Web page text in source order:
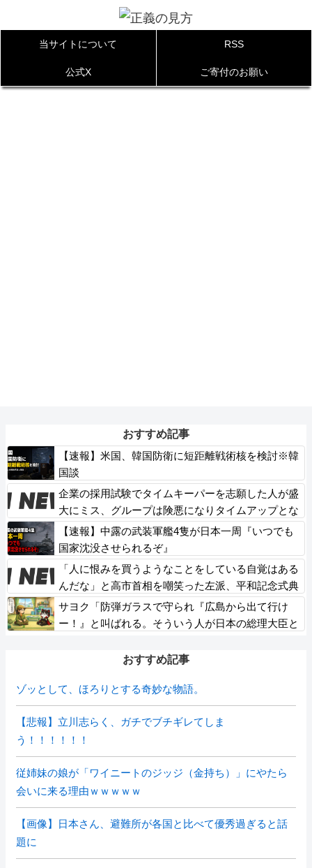
当サイトについて RSS
公式X ご寄付のお願い
おすすめ記事
【速報】米国、韓国防衛に短距離戦術核を検討※韓
国談
企業の採用試験でタイムキーパーを志願した人が盛
大にミス、グループは険悪になりタイムアップとな
ったが……
【速報】中露の武装軍艦4隻が日本一周『いつでも
国家沈没させられるぞ』
「人に恨みを買うようなことをしている自覚はある
んだな」と高市首相を嘲笑った左派、平和記念式典
での演説にケチを付けるも……
サヨク「防弾ガラスで守られ『広島から出て行け
ー！』と叫ばれる。そういう人が日本の総理大臣と
にレッテル貼り付けないで」逆ギレ
おすすめ記事
ゾッとして、ほろりとする奇妙な物語。
【悲報】立川志らく、ガチでブチギレてしま
う！！！！！！
従姉妹の娘が「ワイニートのジッジ（金持ち）」にやたら
会いに来る理由ｗｗｗｗｗ
【画像】日本さん、避難所が各国と比べて優秀過ぎると話
題に